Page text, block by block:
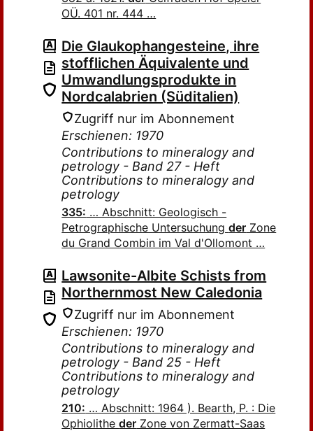
OÜ. 401 nr. 444 …
Die Glaukophangesteine, ihre
stofflichen Äquivalente und
Umwandlungsprodukte in
Nordcalabrien (Süditalien)
Zugriff nur im Abonnement
Erschienen: 1970
Contributions to mineralogy and
petrology - Band 27 - Heft
Contributions to mineralogy and
petrology
335: … Abschnitt: Geologisch -
Petrographische Untersuchungder Zone
du Grand Combin im Val d'Ollomont …
Lawsonite-Albite Schists from
Northernmost New Caledonia
Zugriff nur im Abonnement
Erschienen: 1970
Contributions to mineralogy and
petrology - Band 25 - Heft
Contributions to mineralogy and
petrology
210: … Abschnitt: 1964 ). Bearth, P. : Die
Ophiolitheder Zone von Zermatt-Saas